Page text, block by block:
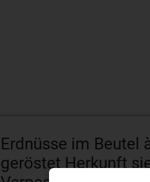
Erdnüsse im Beutel
geröstet Herkunft